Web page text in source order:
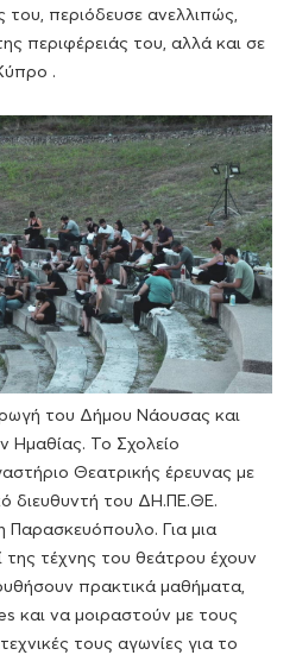
του, περιόδευσε ανελλιπώς,
περιφέρειάς του, αλλά και σε
.
του Δήμου Νάουσας και
Ημαθίας. Το Σχολείο
Θεατρικής έρευνας με
διευθυντή του ΔΗ.ΠΕ.ΘΕ.
Παρασκευόπουλο. Για μια
της τέχνης του θεάτρου έχουν
πρακτικά μαθήματα,
και να μοιραστούν με τους
τους αγωνίες για το